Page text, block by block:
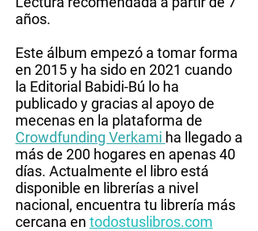
años.
Este álbum empezó a tomar forma
en 2015 y ha sido en 2021 cuando
la Editorial Babidi-Bú lo ha
publicado y gracias al apoyo de
mecenas en la plataforma de
Crowdfunding Verkami ha llegado a
más de 200 hogares en apenas 40
días. Actualmente el libro está
disponible en librerías a nivel
nacional, encuentra tu librería más
cercana en todostuslibros.com